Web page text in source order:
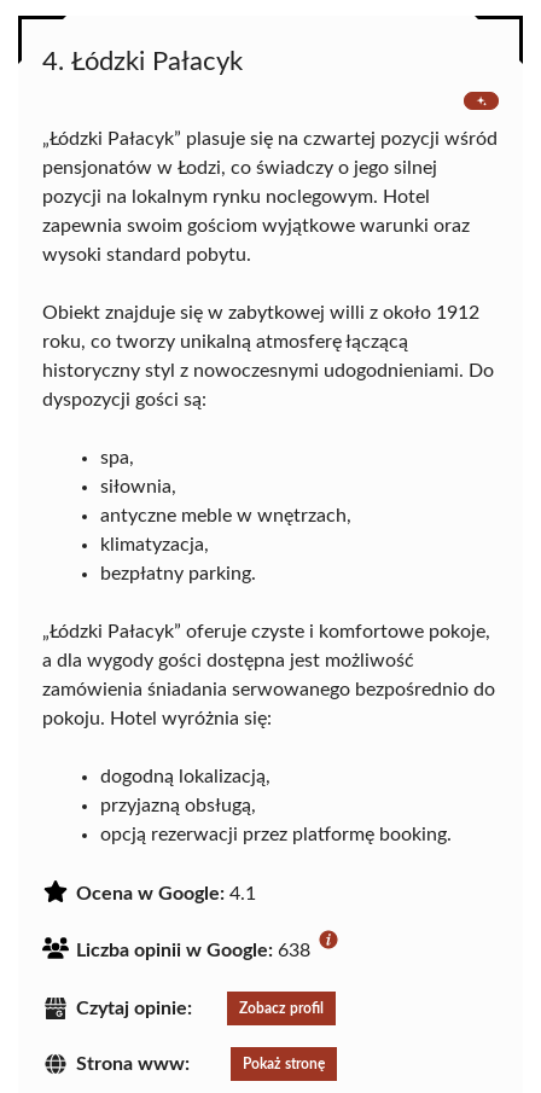
4. Łódzki Pałacyk
„Łódzki Pałacyk” plasuje się na czwartej pozycji wśród
pensjonatów w Łodzi, co świadczy o jego silnej
pozycji na lokalnym rynku noclegowym. Hotel
zapewnia swoim gościom wyjątkowe warunki oraz
wysoki standard pobytu.
Obiekt znajduje się w zabytkowej willi z około 1912
roku, co tworzy unikalną atmosferę łączącą
historyczny styl z nowoczesnymi udogodnieniami. Do
dyspozycji gości są:
spa,
siłownia,
antyczne meble w wnętrzach,
klimatyzacja,
bezpłatny parking.
„Łódzki Pałacyk” oferuje czyste i komfortowe pokoje,
a dla wygody gości dostępna jest możliwość
zamówienia śniadania serwowanego bezpośrednio do
pokoju. Hotel wyróżnia się:
dogodną lokalizacją,
przyjazną obsługą,
opcją rezerwacji przez platformę booking.
Ocena w Google: 4.1
Liczba opinii w Google: 638
Czytaj opinie: Zobacz profil
Strona www: Pokaż stronę